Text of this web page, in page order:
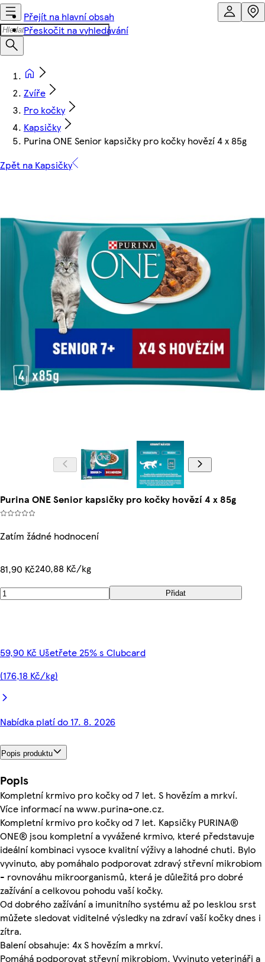
Přejít na hlavní obsah
Přeskočit na vyhledávání
Zvíře
Pro kočky
Kapsičky
Purina ONE Senior kapsičky pro kočky hovězí 4 x 85g
Zpět na Kapsičky
Purina ONE Senior kapsičky pro kočky hovězí 4 x 85g
Zatím žádné hodnocení
81,90 Kč240,88 Kč/kg
Přidat
59,90 Kč Ušetřete 25% s Clubcard
(176,18 Kč/kg)
Nabídka platí do 17. 8. 2026
Popis produktu
Popis
Kompletní krmivo pro kočky od 7 let. S hovězím a mrkví.
Více informací na www.purina-one.cz.
Kompletní krmivo pro kočky od 7 let. Kapsičky PURINA®
ONE® jsou kompletní a vyvážené krmivo, které představuje
ideální kombinaci vysoce kvalitní výživy a lahodné chuti. Bylo
vyvinuto, aby pomáhalo podporovat zdravý střevní mikrobiom
- rovnováhu mikroorganismů, která je důležitá pro dobré
zažívání a celkovou pohodu vaší kočky.
Od dobrého zažívání a imunitního systému až po lesklou srst
můžete sledovat viditelné výsledky na zdraví vaší kočky dnes i
zítra.
Balení obsahuje: 4x S hovězím a mrkví.
Pomáhá podporovat střevní mikrobiom. Vyvinuto veterináři a